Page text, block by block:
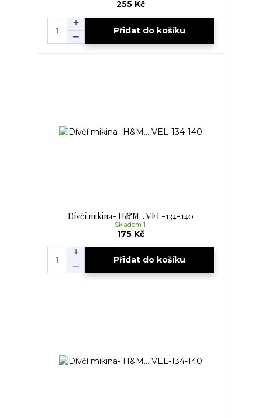
255 Kč
Přidat do košíku
Dívčí mikina- H&M... VEL-134-140
175 Kč
Skladem 1
Přidat do košíku